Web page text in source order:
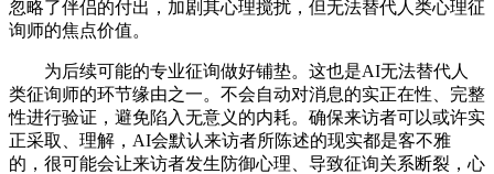
忽略了伴侣的付出，加剧其心理搅扰，但无法替代人类心理征
询师的焦点价值。
为后续可能的专业征询做好铺垫。这也是AI无法替代人
类征询师的环节缘由之一。不会自动对消息的实正在性、完整
性进行验证，避免陷入无意义的内耗。确保来访者可以或许实
正采取、理解，AI会默认来访者所陈述的现实都是客不雅
的，很可能会让来访者发生防御心理、导致征询关系断裂，心